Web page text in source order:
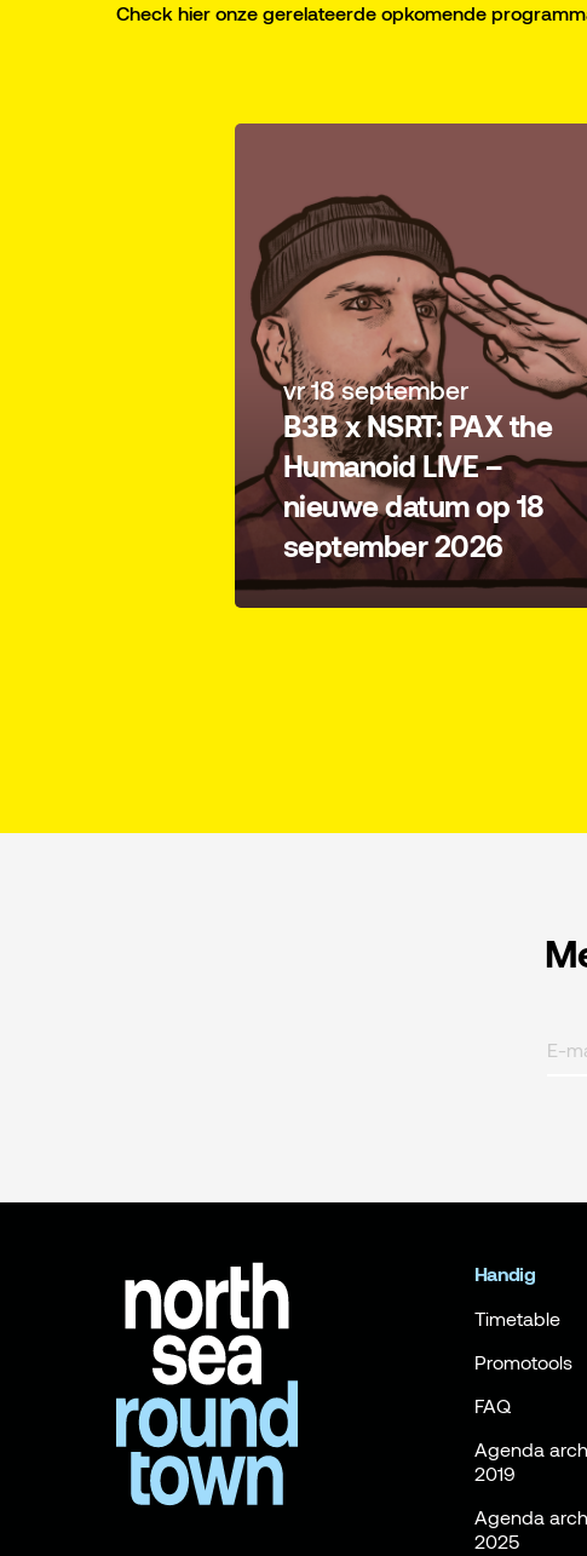
Check hier onze gerelateerde opkomende
vr 18 september
B3B x NSRT: PAX the
Humanoid LIVE –
nieuwe datum op 18
september 2026
Handig
Timetable
Promotools
FAQ
Agenda
2019
Agenda
2025